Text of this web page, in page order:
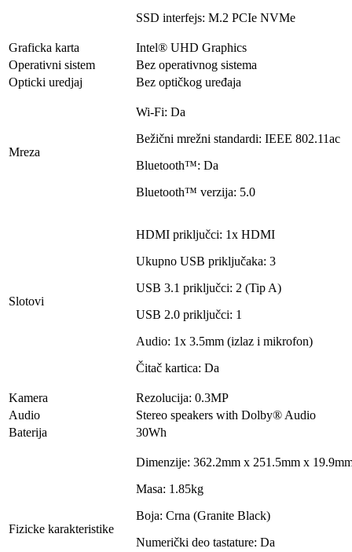
SSD interfejs: M.2 PCIe NVMe
Graficka karta
Intel® UHD Graphics
Operativni sistem
Bez operativnog sistema
Opticki uredjaj
Bez optičkog uređaja
Mreza
Wi-Fi: Da
Bežični mrežni standardi: IEEE 802.11ac
Bluetooth™: Da
Bluetooth™ verzija: 5.0
Slotovi
HDMI priključci: 1x HDMI
Ukupno USB priključaka: 3
USB 3.1 priključci: 2 (Tip A)
USB 2.0 priključci: 1
Audio: 1x 3.5mm (izlaz i mikrofon)
Čitač kartica: Da
Kamera
Rezolucija: 0.3MP
Audio
Stereo speakers with Dolby® Audio
Baterija
30Wh
Fizicke karakteristike
Dimenzije: 362.2mm x 251.5mm x
Masa: 1.85kg
Boja: Crna (Granite Black)
Numerički deo tastature: Da